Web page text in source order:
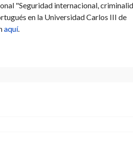
"Seguridad internacional,
en la Universidad Carlos III de
aquí.